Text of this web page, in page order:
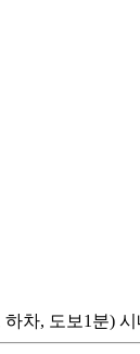
차, 도보1분)